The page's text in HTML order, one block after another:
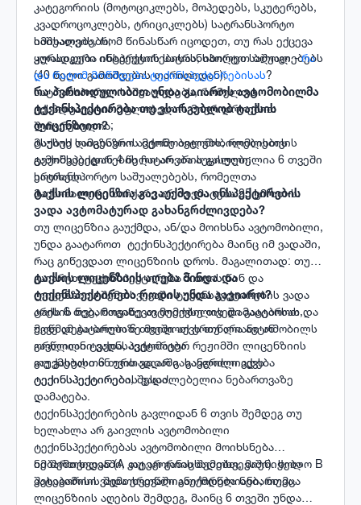
კატეგორიის (მოტოციკლებს, მოპედებს, სკუტერებს,
კვადროცოკლებს, ტრიციკლებს) სატრანსპორტო
საშუალებებს;
კლასიკური ინტერესის სატრანსპორტო საშუალებებს
(40 წელი გამოშვების თარიღიდან);
სატრანსპორტო საშუალებებს, რომელთა
ექსპლუატაცია მფლობელის მიერ დროებით
შეჩერებულია;
მსუბუქ სამგზავრო ავტომობილებს, რომლების
გამოშვებიდან 4 წელი არ არის გასული;
სატრანსპორტო საშუალებებს, რომელთა
მაქსიმალური სიჩქარე არ აღემატება 25 კმ/სთ-ს.
იმისათვის, რომ წინასწარ იცოდეთ, თუ რას ექცევა
ყურადღება ინსპექტირებისას, იხილეთ ბლოგი -რა
და რატომ მოწმდება ტექინსპექტირებისას?
რა პერიოდულობით უნდა გაიაროს ავტომობილმა
ტექინსპექტირება თუ ვსარგებლობ ტაქსის
ლიცენზიით?
ტაქსის ლიცენზიის მქონე ავტომობილებისთვის
ტექინსპექტირების ჩატარება აუცილებელია 6 თვეში
ერთხელ.
ტაქსის ლიცენზია გავაუქმე და ინსპექტირების
ვადა ავტომატურად გახანგრძლივდება?
თუ ლიცენზია გაუქმდა, ან/და მოიხსნა ავტომობილი,
უნდა გაატაროთ ტექინსპექტირება მაინც იმ ვადაში,
რაც გიწევდათ ლიცენზიის დროს. მაგალითად: თუ
გაიარეთ ტექინსპექტირება 5 თვის წინ და
ლიცენზიის შემთხვევაში ტექინსპექტირების ვადა
არის 6 თვე, მოგიწევთ მეექვსე თვეში გაატაროთ და
უკვე ამ გატარებაზე მიიღოთ ერთწლიანი ან
ორწლიანი ვადა, ავტომატურ რეჟიმში ლიცენზიის
გაუქმებასთან ერთად არ გახანგრძლივდება
ტექინსპექტირების ვადა.
​​​​​​​ტაქსის ლიცენზიის აღება მინდა და
ტექინსპექტირება როდის უნდა გავიარო?
ტაქსის ნებართვაზე ავტომობილის დამატებისას,
მოწმდება ბოლო 6 თვეში აქვს თუ არა ავტომობილს
გავლილი ტექინსპექტირება.
თუ გასული 6 თვის ვადაში გავლილი აქვს
ტექინსპექტირება, შესაძლებელია ნებართვაზე
დამატება.
ტექინსპექტირების გავლიდან 6 თვის შემდეგ თუ
ხელახლა არ გაივლის ავტომობილი
ტექინსპექტირებას ავტომობილი მოიხსნება
ნებართვიდან (A კატეგორიის შემთხვევაში). ხოლო B
კატეგორიის შემთხვევაში გაუქმდება ნებართვა.
იმ შემთხვევაში, თუ არ განაცხადებთ, მიენიჭება
შესაბამისი ვადა ერთწლიანი/ორწლიანი, თუმცა
ლიცენზიის აღების შემდეგ, მაინც 6 თვეში უნდა